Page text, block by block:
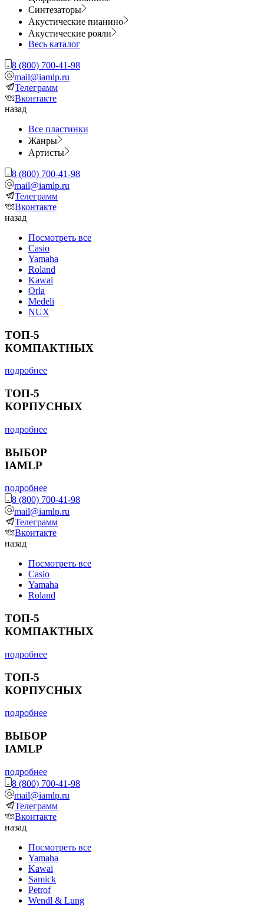
Синтезаторы
Акустические пианино
Акустические рояли
Весь каталог
8 (800) 700-41-98
mail@iamlp.ru
Телеграмм
Вконтакте
назад
Все пластинки
Жанры
Артисты
8 (800) 700-41-98
mail@iamlp.ru
Телеграмм
Вконтакте
назад
Посмотреть все
Casio
Yamaha
Roland
Kawai
Orla
Medeli
NUX
ТОП-5
КОМПАКТНЫХ
подробнее
ТОП-5
КОРПУСНЫХ
подробнее
ВЫБОР
IAMLP
подробнее
8 (800) 700-41-98
mail@iamlp.ru
Телеграмм
Вконтакте
назад
Посмотреть все
Casio
Yamaha
Roland
ТОП-5
КОМПАКТНЫХ
подробнее
ТОП-5
КОРПУСНЫХ
подробнее
ВЫБОР
IAMLP
подробнее
8 (800) 700-41-98
mail@iamlp.ru
Телеграмм
Вконтакте
назад
Посмотреть все
Yamaha
Kawai
Samick
Petrof
Wendl & Lung